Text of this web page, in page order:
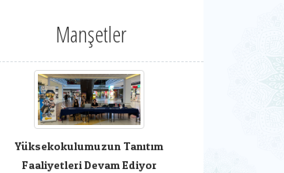
Manşetler
Yüksekokulumuzun Tanıtım
Faaliyetleri Devam Ediyor